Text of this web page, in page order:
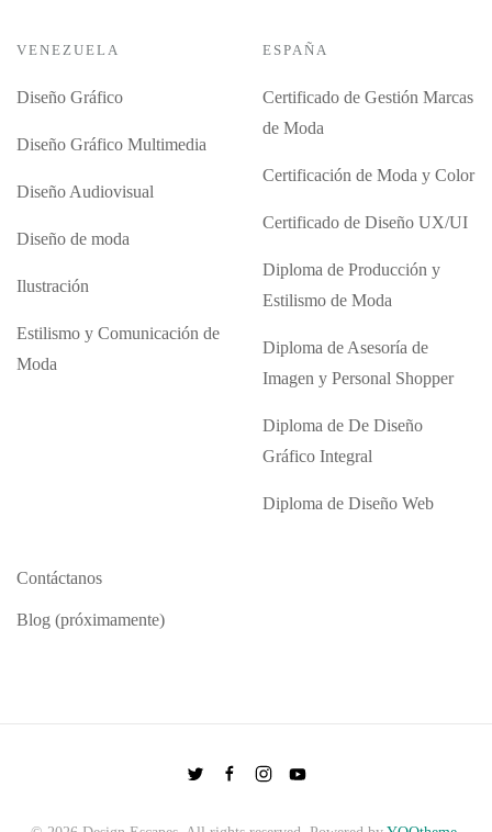
VENEZUELA
Diseño Gráfico
Diseño Gráfico Multimedia
Diseño Audiovisual
Diseño de moda
Ilustración
Estilismo y Comunicación de
Moda
ESPAÑA
Certificado de Gestión Marcas
de Moda
Certificación de Moda y Color
Certificado de Diseño UX/UI
Diploma de Producción y
Estilismo de Moda
Diploma de Asesoría de
Imagen y Personal Shopper
Diploma de De Diseño
Gráfico Integral
Diploma de Diseño Web
Contáctanos
Blog (próximamente)